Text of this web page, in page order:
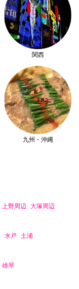
関西
九州・沖縄
上野周辺 大塚周辺
水戸 土浦
雄琴